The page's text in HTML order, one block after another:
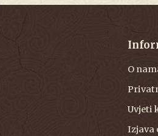
O
Uvjeti
Izjava